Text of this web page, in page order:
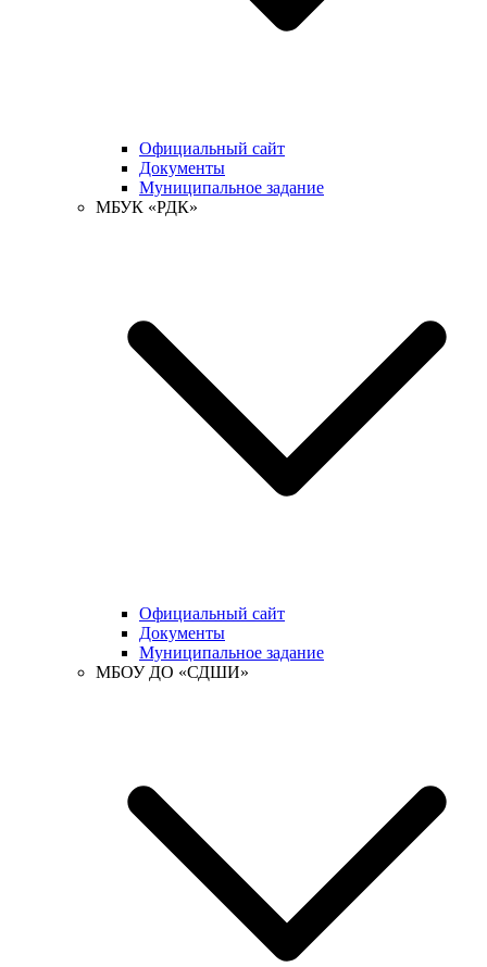
Официальный сайт
Документы
Муниципальное задание
МБУК «РДК»
Официальный сайт
Документы
Муниципальное задание
МБОУ ДО «СДШИ»